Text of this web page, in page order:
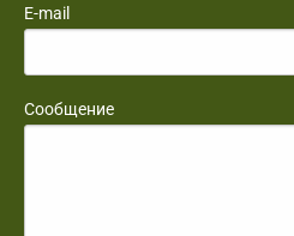
E-mail
Сообщение